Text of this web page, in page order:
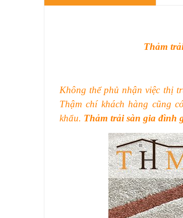
Thảm
Không thể phủ nhận việc thị
Thậm chí khách hàng cũng
khẩu. Thảm trải sàn gia đình